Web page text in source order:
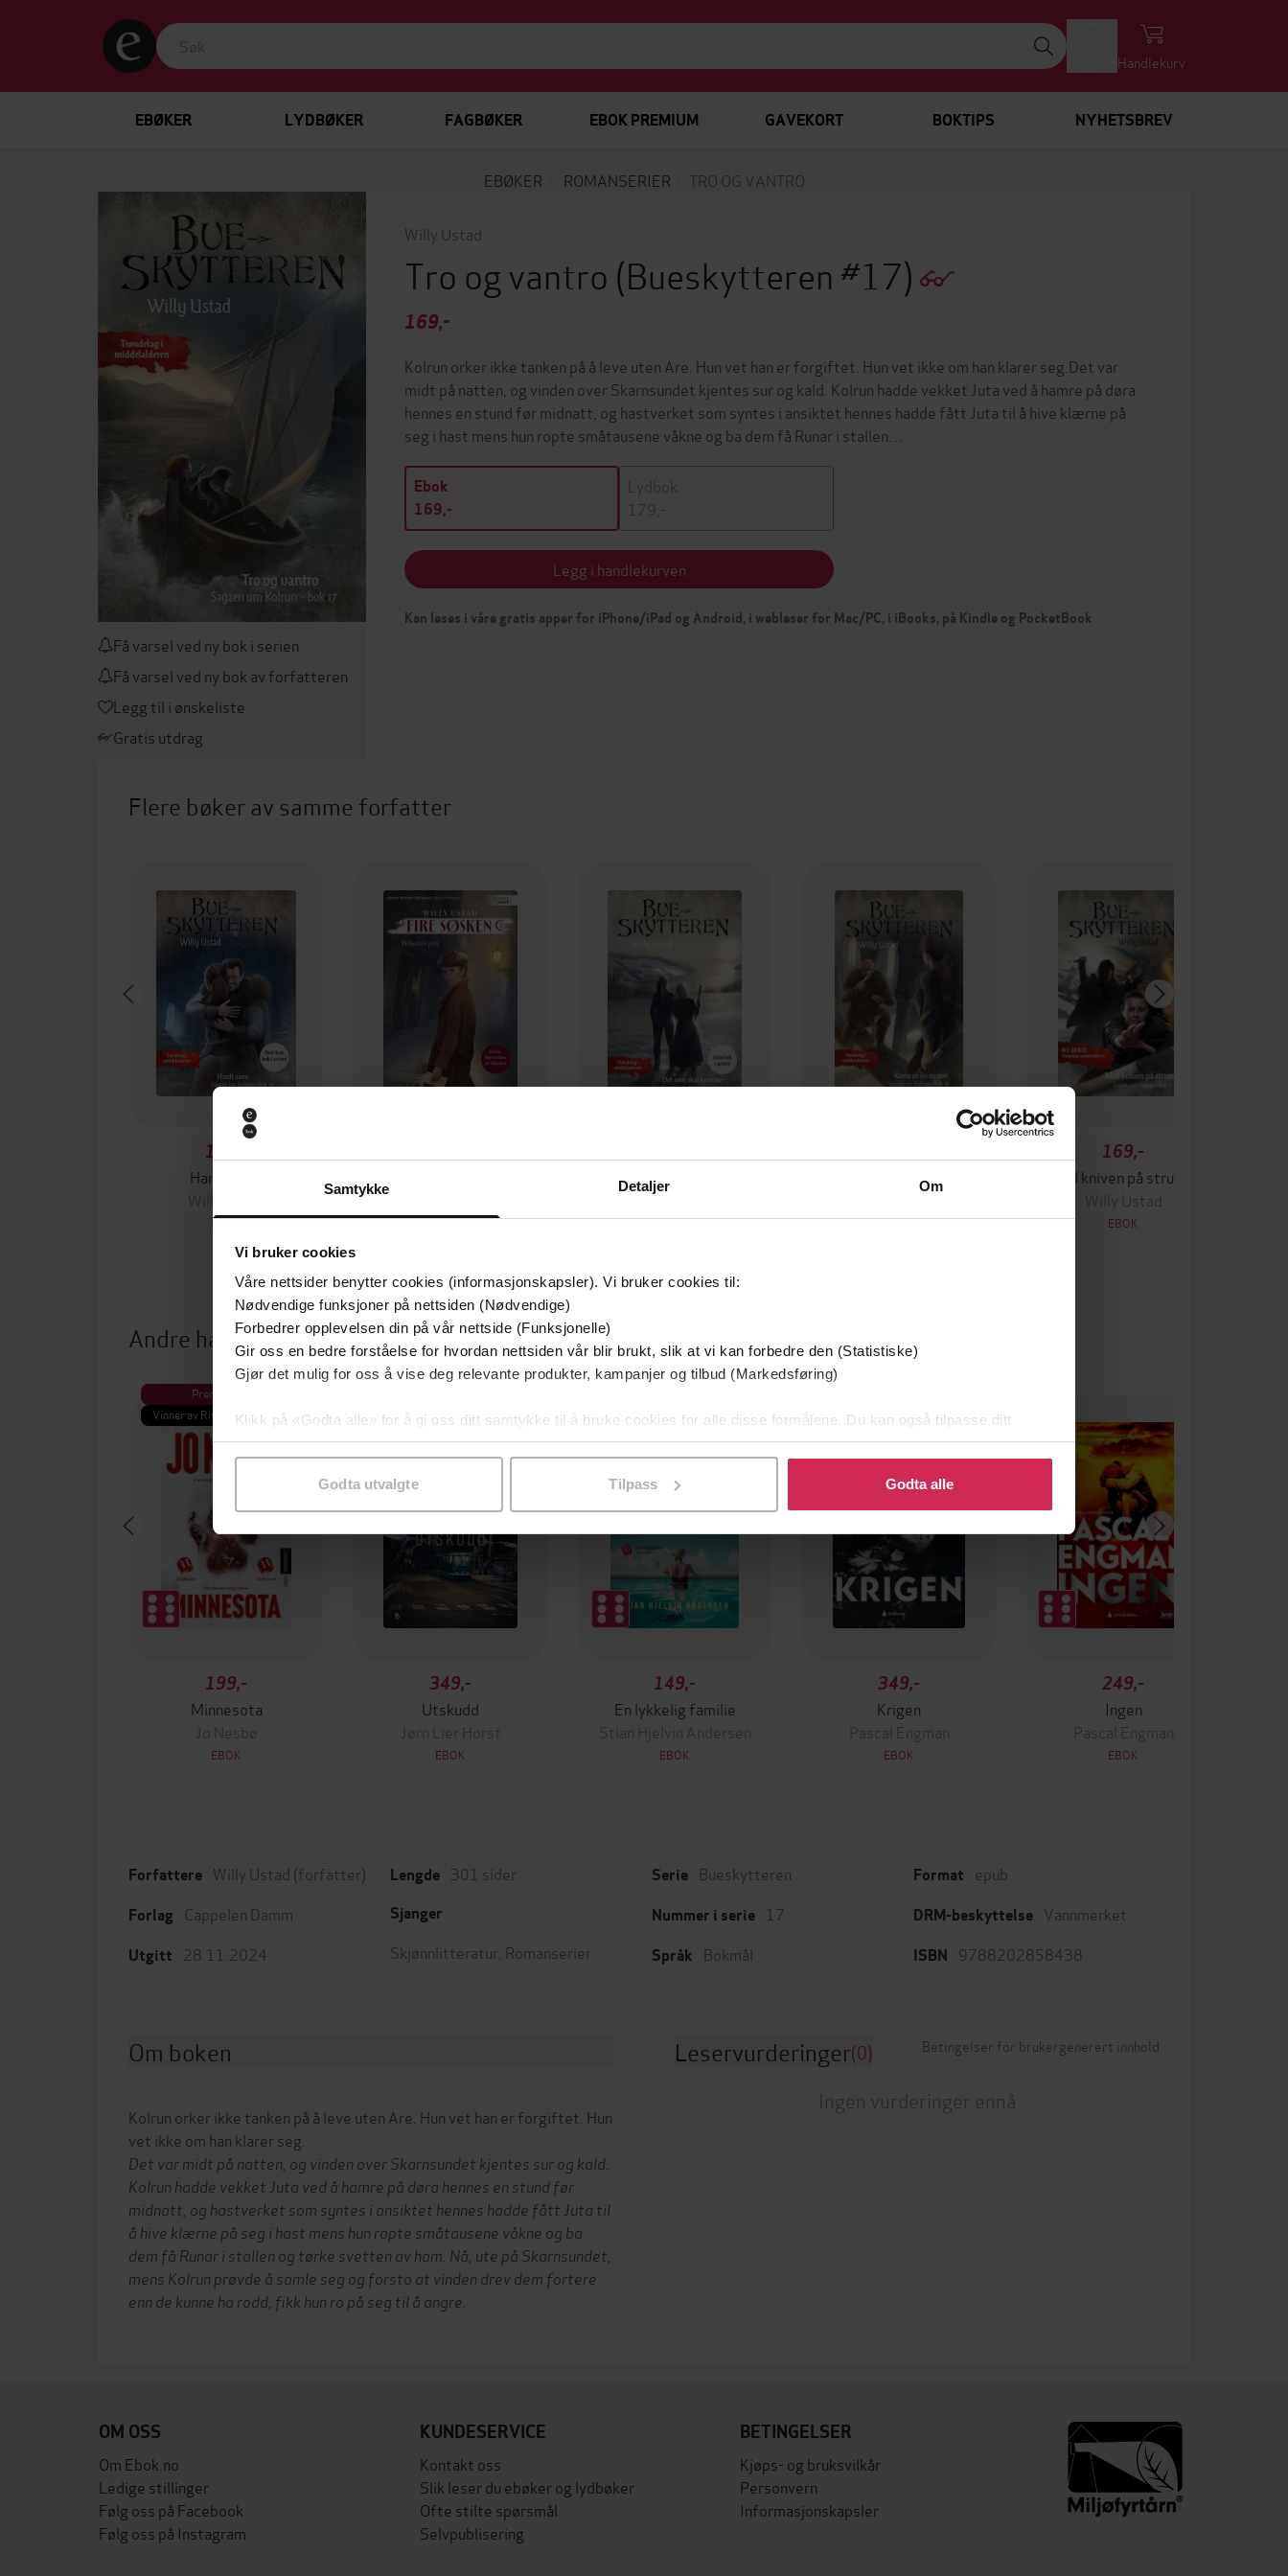
Samtykke Detaljer Om
Vi bruker cookies
Våre nettsider benytter cookies (informasjonskapsler). Vi bruker cookies til:
Nødvendige funksjoner på nettsiden (Nødvendige)
Forbedrer opplevelsen din på vår nettside (Funksjonelle)
Gir oss en bedre forståelse for hvordan nettsiden vår blir brukt, slik at vi kan forbedre den (Statistiske)
Gjør det mulig for oss å vise deg relevante produkter, kampanjer og tilbud (Markedsføring)
Klikk på «Godta alle» for å gi oss ditt samtykke til å bruke cookies for alle disse formålene. Du kan også tilpasse ditt
samtykke til spesifikke formål ved å klikke på «Tilpass». Du kan når som helst trekke tilbake eller endre ditt samtykke.
Godta utvalgte Tilpass Godta alle
Handlekurv
EBØKER LYDBØKER FAGBØKER EBOK PREMIUM GAVEKORT BOKTIPS NYHETSBREV
EBØKER ROMANSERIER TRO OG VANTRO
Få varsel ved ny bok i serien
Få varsel ved ny bok av forfatteren
Legg til i ønskeliste
Gratis utdrag
Willy Ustad
Tro og vantro (Bueskytteren #17)
169,-
Kolrun orker ikke tanken på å leve uten Are. Hun vet han er forgiftet. Hun vet ikke om han klarer seg.Det var
midt på natten, og vinden over Skarnsundet kjentes sur og kald. Kolrun hadde vekket Juta ved å hamre på døra
hennes en stund før midnatt, og hastverket som syntes i ansiktet hennes hadde fått Juta til å hive klærne på
seg i hast mens hun ropte småtausene våkne og ba dem få Runar i stallen…
Ebok
169,-
Lydbok
179,-
Legg i handlekurven
Kan leses i våre gratis apper for iPhone/iPad og Android, i webleser for Mac/PC, i iBooks, på Kindle og PocketBook
Flere bøker av samme forfatter
169,-
Hardt savn
Willy Ustad
EBOK EBOK
Det som skal komme
Willy Ustad
EBOK
Kamp på liv og død
Willy Ustad
EBOK
169,-
Med kniven på strupen
Willy Ustad
EBOK
Andre har også kjøpt
Premium
Vinner av Rivertonprisen
199,-
Minnesota
Jo Nesbø
EBOK
Første gang på tilbud
349,-
Utskudd
Jørn Lier Horst
EBOK
149,-
En lykkelig familie
Stian Hjelvin Andersen
EBOK
349,-
Krigen
Pascal Engman
EBOK
249,-
Ingen
Pascal Engman
EBOK
Forfattere Willy Ustad (forfatter)
Forlag Cappelen Damm
Utgitt 28.11.2024
Lengde 301 sider
Sjanger
Skjønnlitteratur Romanserier
Serie Bueskytteren
Nummer i serie 17
Språk Bokmål
Format epub
DRM-beskyttelse Vannmerket
ISBN 9788202858438
Om boken
Kolrun orker ikke tanken på å leve uten Are. Hun vet han er forgiftet. Hun
vet ikke om han klarer seg.
Det var midt på natten, og vinden over Skarnsundet kjentes sur og kald.
Kolrun hadde vekket Juta ved å hamre på døra hennes en stund før
midnatt, og hastverket som syntes i ansiktet hennes hadde fått Juta til
å hive klærne på seg i hast mens hun ropte småtausene våkne og ba
dem få Runar i stallen og tørke svetten av ham. Nå, ute på Skarnsundet,
mens Kolrun prøvde å samle seg og forsto at vinden drev dem fortere
enn de kunne ha rodd, fikk hun ro på seg til å angre.
Leservurderinger(0) Betingelser for brukergenerert innhold
Ingen vurderinger ennå
OM OSS
Om Ebok.no
Ledige stillinger
Følg oss på Facebook
Følg oss på Instagram
KUNDESERVICE
Kontakt oss
Slik leser du ebøker og lydbøker
Ofte stilte spørsmål
Selvpublisering
BETINGELSER
Kjøps- og bruksvilkår
Personvern
Informasjonskapsler